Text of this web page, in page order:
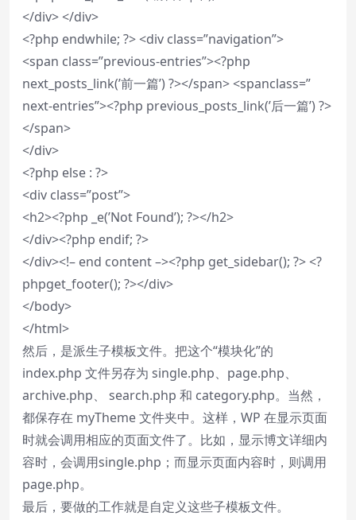
</div> </div>
<?php endwhile; ?> <div class=”navigation”>
<span class=”previous-entries”><?php
next_posts_link(’前一篇’) ?></span> <spanclass=”
next-entries”><?php previous_posts_link(’后一篇’) ?>
</span>
</div>
<?php else : ?>
<div class=”post”>
<h2><?php _e(’Not Found’); ?></h2>
</div><?php endif; ?>
</div><!– end content –><?php get_sidebar(); ?> <?
phpget_footer(); ?></div>
</body>
</html>
然后，是派生子模板文件。把这个“模块化”的
index.php 文件另存为 single.php、page.php、
archive.php、 search.php 和 category.php。当然，
都保存在 myTheme 文件夹中。这样，WP 在显示页面
时就会调用相应的页面文件了。比如，显示博文详细内
容时，会调用single.php；而显示页面内容时，则调用
page.php。
最后，要做的工作就是自定义这些子模板文件。